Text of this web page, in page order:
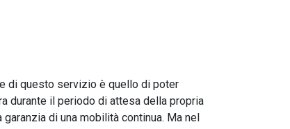
di questo servizio è quello di poter
durante il periodo di attesa della propria
garanzia di una mobilità continua. Ma nel